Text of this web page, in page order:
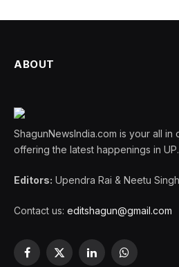
ABOUT
ShagunNewsIndia.com is your all in
offering the latest happenings in UP.
Editors: Upendra Rai & Neetu Singh
Contact us: editshagun@gmail.com
Facebook
X
LinkedInWhatsApp